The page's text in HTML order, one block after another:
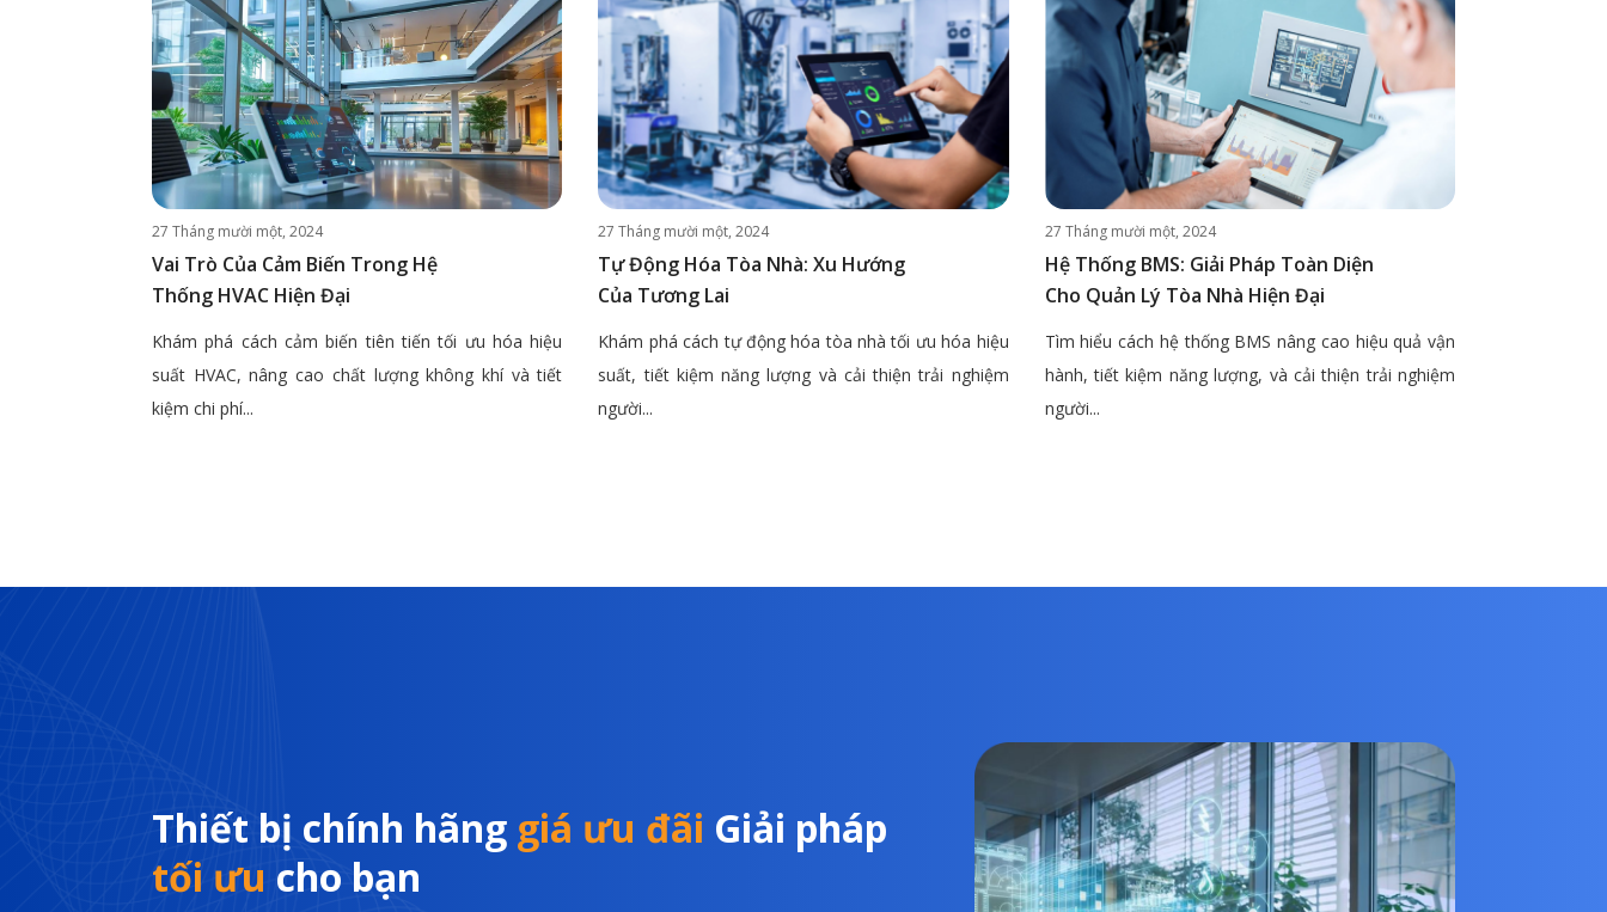
27 Tháng mười một, 2024
Vai Trò Của Cảm Biến Trong Hệ
Thống HVAC Hiện Đại
Khám phá cách cảm biến tiên tiến tối ưu hóa hiệu
suất HVAC, nâng cao chất lượng không khí và tiết
kiệm chi phí...
27 Tháng mười một, 2024
Tự Động Hóa Tòa Nhà: Xu Hướng
Của Tương Lai
Khám phá cách tự động hóa tòa nhà tối ưu hóa hiệu
suất, tiết kiệm năng lượng và cải thiện trải nghiệm
người...
27 Tháng mười một, 2024
Hệ Thống BMS: Giải Pháp Toàn Diện
Cho Quản Lý Tòa Nhà Hiện Đại
Tìm hiểu cách hệ thống BMS nâng cao hiệu quả vận
hành, tiết kiệm năng lượng, và cải thiện trải nghiệm
người...
Thiết bị chính hãng giá ưu đãi Giải pháp
tối ưu cho bạn